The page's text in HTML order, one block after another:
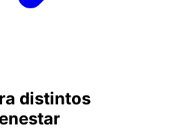
distintos